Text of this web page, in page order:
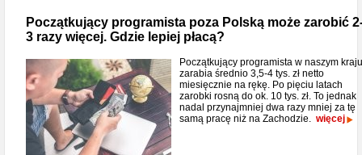
Początkujący programista poza Polską może zarobić
3 razy więcej. Gdzie lepiej płacą?
Początkujący programista w naszym kraju
zarabia średnio 3,5-4 tys. zł netto
miesięcznie na rękę. Po pięciu latach
zarobki rosną do ok. 10 tys. zł. To jednak
nadal przynajmniej dwa razy mniej za tę
samą pracę niż na Zachodzie. więcej